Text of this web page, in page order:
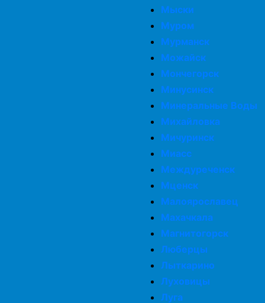
Мыски
Муром
Мурманск
Можайск
Мончегорск
Минусинск
Минеральные Воды
Михайловка
Мичуринск
Миасс
Междуреченск
Мценск
Малоярославец
Махачкала
Магнитогорск
Люберцы
Лыткарино
Луховицы
Луга